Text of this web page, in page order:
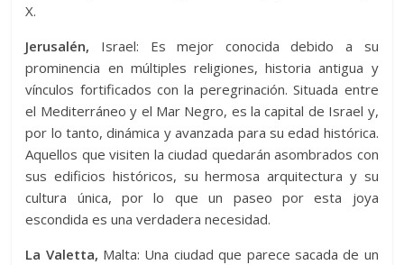
X.
Jerusalén, Israel: Es mejor conocida debido a su
prominencia en múltiples religiones, historia antigua y
vínculos fortificados con la peregrinación. Situada entre
el Mediterráneo y el Mar Negro, es la capital de Israel y,
por lo tanto, dinámica y avanzada para su edad histórica.
Aquellos que visiten la ciudad quedarán asombrados con
sus edificios históricos, su hermosa arquitectura y su
cultura única, por lo que un paseo por esta joya
escondida es una verdadera necesidad.
La Valetta, Malta: Una ciudad que parece sacada de un